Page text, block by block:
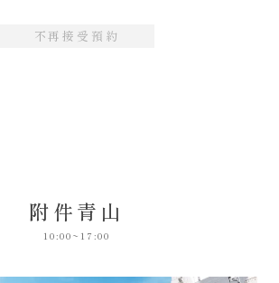
不再接受預約
附件青山
10:00~17:00